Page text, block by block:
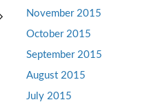
November 2015
October 2015
September 2015
August 2015
July 2015